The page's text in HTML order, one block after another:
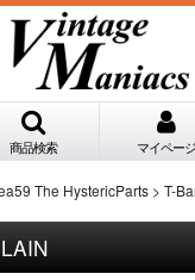
商品検索 マイページ
The HystericParts > T-